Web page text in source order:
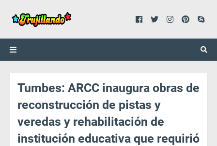
Tumbes: ARCC inaugura obras de
reconstrucción de pistas y
veredas y rehabilitación de
institución educativa que requirió